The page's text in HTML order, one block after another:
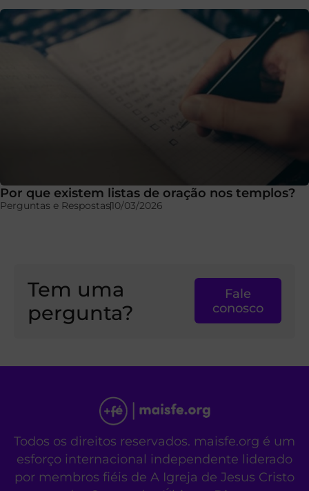
Por que existem listas de oração nos templos?
Perguntas e Respostas10/03/2026
Tem uma
pergunta?
Fale
conosco
Todos os direitos reservados. maisfe.org é um
esforço internacional independente liderado
por membros fiéis de A Igreja de Jesus Cristo